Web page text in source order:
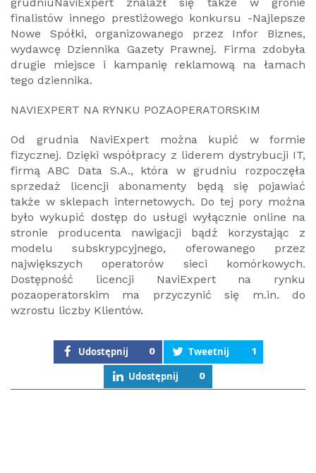
finalistów innego prestiżowego konkursu -Najlepsze
Nowe Spółki, organizowanego przez Infor Biznes,
wydawcę Dziennika Gazety Prawnej. Firma zdobyła
drugie miejsce i kampanię reklamową na łamach
tego dziennika.
NAVIEXPERT NA RYNKU POZAOPERATORSKIM
Od grudnia NaviExpert można kupić w formie
fizycznej. Dzięki współpracy z liderem dystrybucji IT,
firmą ABC Data S.A., która w grudniu rozpoczęła
sprzedaż licencji abonamenty będą się pojawiać
także w sklepach internetowych. Do tej pory można
było wykupić dostęp do usługi wyłącznie online na
stronie producenta nawigacji bądź korzystając z
modelu subskrypcyjnego, oferowanego przez
największych operatorów sieci komórkowych.
Dostępność licencji NaviExpert na rynku
pozaoperatorskim ma przyczynić się m.in. do
wzrostu liczby Klientów.
Udostępnij 0 Tweetnij 1
Udostępnij 0